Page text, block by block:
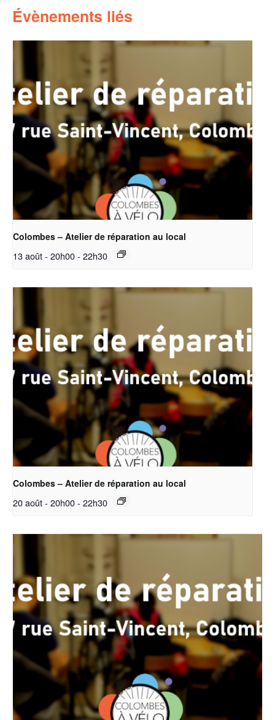
Évènements liés
Colombes – Atelier de réparation au local
13 août - 20h00- 22h30
Colombes – Atelier de réparation au local
20 août - 20h00- 22h30